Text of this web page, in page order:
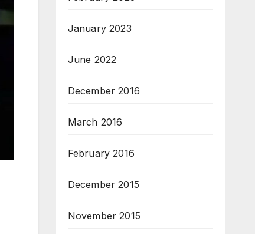
January 2023
June 2022
December 2016
March 2016
February 2016
December 2015
November 2015